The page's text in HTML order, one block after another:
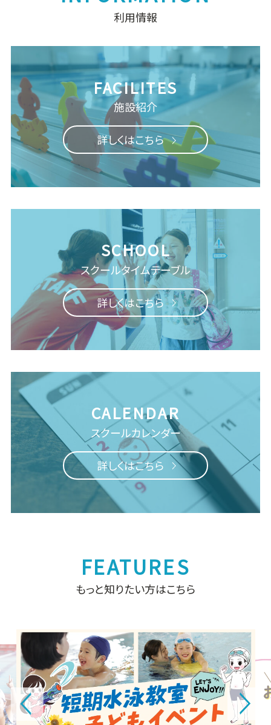
利用情報
施設紹介
詳しくはこちら
スクールタイムテーブル
詳しくはこちら
スクールカレンダー
詳しくはこちら
もっと知りたい方はこちら